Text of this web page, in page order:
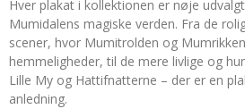
Hver plakat i kollektionen er nøje
Mumidalens magiske verden. Fra de
scener, hvor Mumitrolden og
hemmeligheder, til de mere livlige og
Lille My og Hattifnatterne – der er en
anledning.